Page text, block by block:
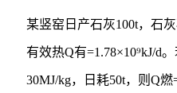
某竖窑日产石灰100t，石
有效热Q有=1.78×10⁹kJ/d
30MJ/kg，日耗50t，则Q